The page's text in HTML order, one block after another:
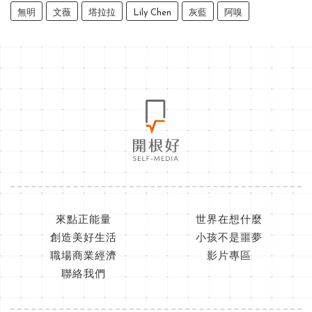
無明 文薇 塔拉拉 Lily Chen 灰藍 阿嗅
來點正能量
世界在想什麼
創造美好生活
小孩不是噩夢
職場商業經濟
影片專區
聯絡我們